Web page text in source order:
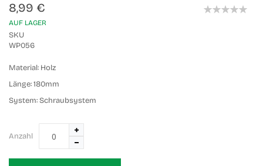
8,99 €
AUF LAGER
SKU
WP056
Material: Holz
Länge:180mm
System:Schraubsystem
Anzahl
beginning
of
images
gallery